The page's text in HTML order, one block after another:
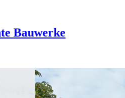
Bauwerke